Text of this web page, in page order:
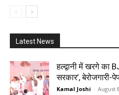
Latest News
हल्द्वानी में खरगे का
सरकार’, बेरोजगारी-
Kamal Joshi - August